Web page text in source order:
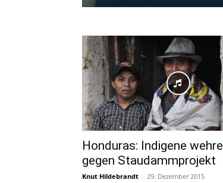
Honduras: Indigene
gegen Staudammprojekt
Knut Hildebrandt - 29. Dezember 2015